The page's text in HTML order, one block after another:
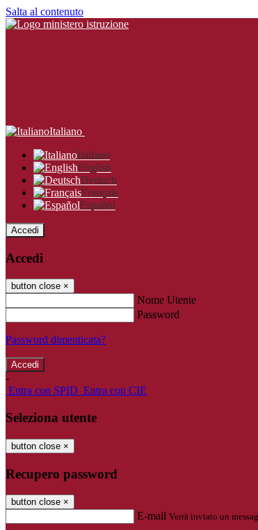
Salta al contenuto
Italiano
Italiano
English
Deutsch
Français
Español
Accedi
Accedi
button close ×
Nome Utente
Password
Password dimenticata?
-
Entra con SPID Entra con CIE
Seleziona utente
button close ×
Recupero password
button close ×
E-mail Verrà inviato un